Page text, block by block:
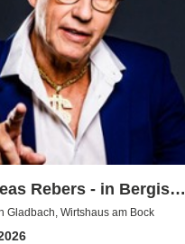
Rebers - in Bergisch
Gladbach, Wirtshaus am Bock